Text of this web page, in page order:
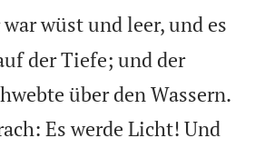
wüst und leer, und es
der Tiefe; und der
über den Wassern.
Es werde Licht! Und